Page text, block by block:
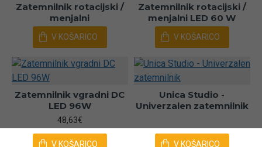
Zatemnilnik rotacijski /
menjalni
V KOŠARICO
Zatemnilnik rotacijski /
menjalni LED 60 W
V KOŠARICO
Zatemnilnik vgradni DC
LED 96W
48,63€
V KOŠARICO
Unica Studio -
Univerzalen zatemnilnik
V KOŠARICO